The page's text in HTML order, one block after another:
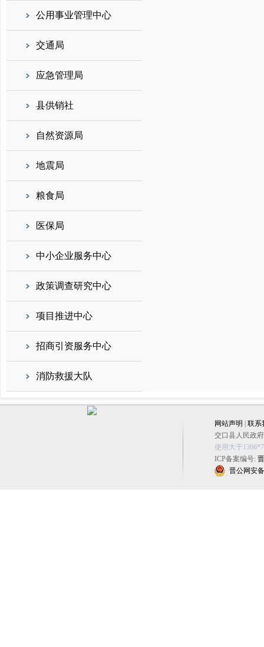
公用事业管理中心
交通局
应急管理局
县供销社
自然资源局
地震局
粮食局
医保局
中小企业服务中心
政策调查研究中心
项目推进中心
招商引资服务中心
消防救援大队
网站声明
联系
交口县人民政
使用大于
ICP备案编号:
晋公网安